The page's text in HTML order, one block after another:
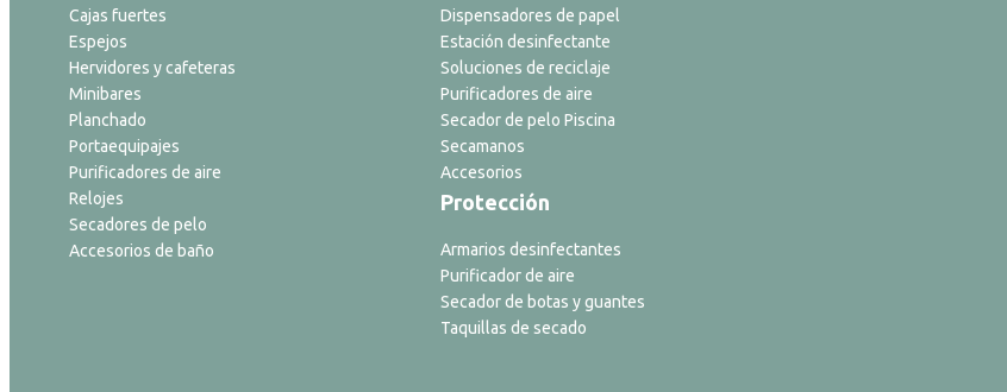
Cajas fuertes
Espejos
Hervidores y cafeteras
Minibares
Planchado
Portaequipajes
Purificadores de aire
Relojes
Secadores de pelo
Accesorios de baño
Dispensadores de papel
Estación desinfectante
Soluciones de reciclaje
Purificadores de aire
Secador de pelo Piscina
Secamanos
Accesorios
Protección
Armarios desinfectantes
Purificador de aire
Secador de botas y guantes
Taquillas de secado